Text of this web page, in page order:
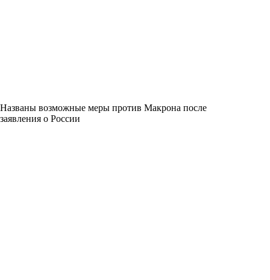
Названы возможные меры против Макрона после
заявления о России